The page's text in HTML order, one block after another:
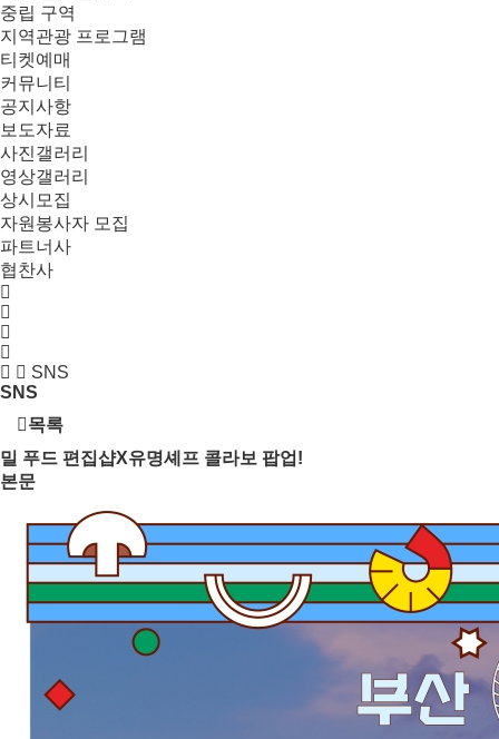
중립 구역
지역관광 프로그램
티켓예매
커뮤니티
공지사항
보도자료
사진갤러리
영상갤러리
상시모집
자원봉사자 모집
파트너사
협찬사
SNS
SNS
목록
밀 푸드 편집샵X유명셰프 콜라보 팝업!
본문